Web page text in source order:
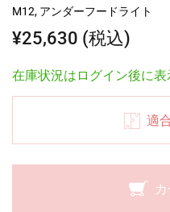
M12, アンダーフードライト
¥25,630 (税込)
在庫状況はログイン後に
適